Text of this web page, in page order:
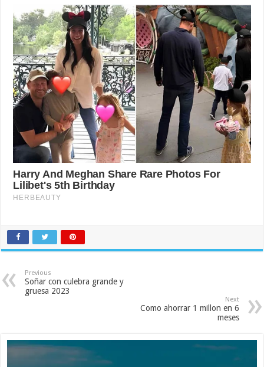
Previous
Soñar con culebra grande y
gruesa 2023
Next
Como ahorrar 1 millon en 6
meses